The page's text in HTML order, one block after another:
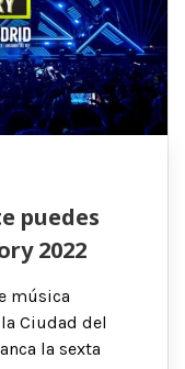
puedes
2022
música
Ciudad del
la sexta